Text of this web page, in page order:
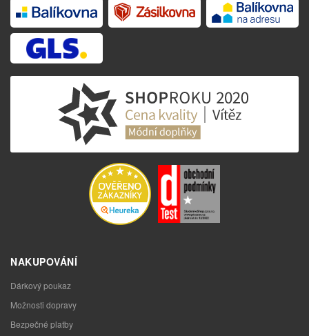
NAKUPOVÁNÍ
Dárkový poukaz
Možnosti dopravy
Bezpečné platby